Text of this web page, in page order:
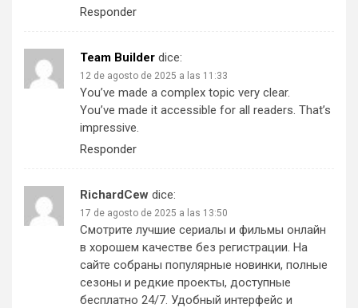
Responder
Team Builder dice:
12 de agosto de 2025 a las 11:33
You’ve made a complex topic very clear.
You’ve made it accessible for all readers. That’s
impressive.
Responder
RichardCew dice:
17 de agosto de 2025 a las 13:50
Смотрите лучшие сериалы и фильмы онлайн
в хорошем качестве без регистрации. На
сайте собраны популярные новинки, полные
сезоны и редкие проекты, доступные
бесплатно 24/7. Удобный интерфейс и